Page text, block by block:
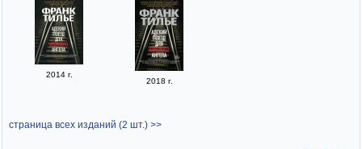
2014 г.
2018 г.
страница всех изданий (2 шт.) >>